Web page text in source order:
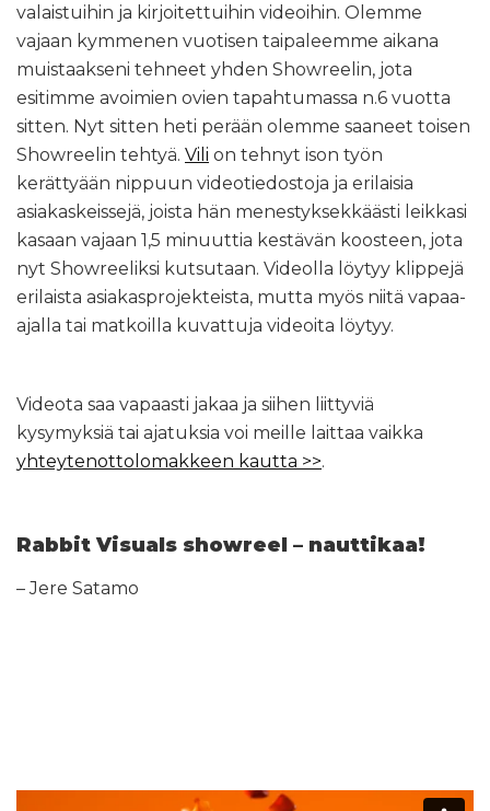
valaistuihin ja kirjoitettuihin videoihin. Olemme
vajaan kymmenen vuotisen taipaleemme aikana
muistaakseni tehneet yhden Showreelin, jota
esitimme avoimien ovien tapahtumassa n.6 vuotta
sitten. Nyt sitten heti perään olemme saaneet toisen
Showreelin tehtyä. Vili on tehnyt ison työn
kerättyään nippuun videotiedostoja ja erilaisia
asiakaskeissejä, joista hän menestyksekkäästi leikkasi
kasaan vajaan 1,5 minuuttia kestävän koosteen, jota
nyt Showreeliksi kutsutaan. Videolla löytyy klippejä
erilaista asiakasprojekteista, mutta myös niitä vapaa-
ajalla tai matkoilla kuvattuja videoita löytyy.
Videota saa vapaasti jakaa ja siihen liittyviä
kysymyksiä tai ajatuksia voi meille laittaa vaikka
yhteytenottolomakkeen kautta >>.
Rabbit Visuals showreel – nauttikaa!
– Jere Satamo